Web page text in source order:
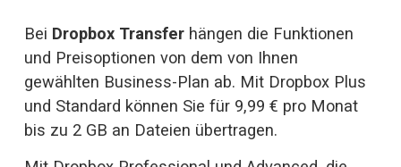
Bei Dropbox Transfer hängen die Funktionen
und Preisoptionen von dem von Ihnen
gewählten Business-Plan ab. Mit Dropbox Plus
und Standard können Sie für 9,99 € pro Monat
bis zu 2 GB an Dateien übertragen.